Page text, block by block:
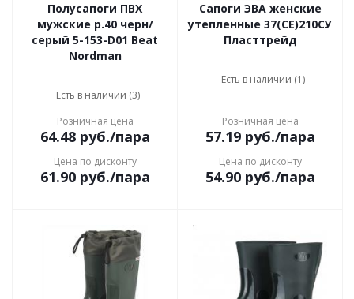
Полусапоги ПВХ
мужские р.40 черн/
серый 5-153-D01 Beat
Nordman
Есть в наличии (3)
Розничная цена
64.48руб./пара
Цена по дисконту
61.90руб./пара
Сапоги ЭВА женские
утепленные 37(СЕ)210СУ
Пласттрейд
Есть в наличии (1)
Розничная цена
57.19руб./пара
Цена по дисконту
54.90руб./пара